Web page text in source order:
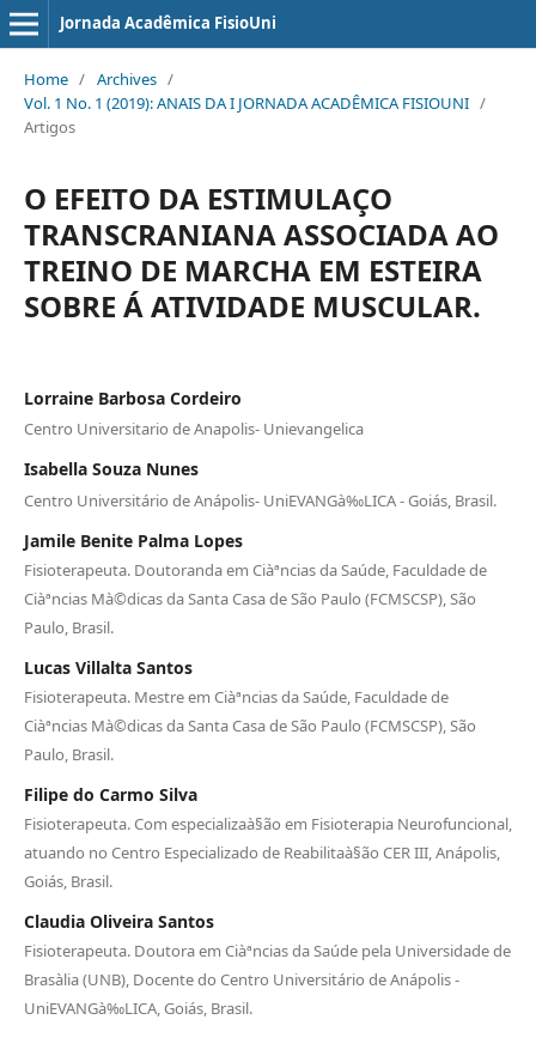
Jornada Acadêmica FisioUni
Home / Archives /
Vol. 1 No. 1 (2019): ANAIS DA I JORNADA ACADÊMICA FISIOUNI /
Artigos
O EFEITO DA ESTIMULAÇO
TRANSCRANIANA ASSOCIADA AO
TREINO DE MARCHA EM ESTEIRA
SOBRE Á ATIVIDADE MUSCULAR.
Lorraine Barbosa Cordeiro
Centro Universitario de Anapolis- Unievangelica
Isabella Souza Nunes
Centro Universitário de Anápolis- UniEVANGà‰LICA - Goiás, Brasil.
Jamile Benite Palma Lopes
Fisioterapeuta. Doutoranda em Ciàªncias da Saúde, Faculdade de
Ciàªncias Mà©dicas da Santa Casa de São Paulo (FCMSCSP), São
Paulo, Brasil.
Lucas Villalta Santos
Fisioterapeuta. Mestre em Ciàªncias da Saúde, Faculdade de
Ciàªncias Mà©dicas da Santa Casa de São Paulo (FCMSCSP), São
Paulo, Brasil.
Filipe do Carmo Silva
Fisioterapeuta. Com especializaà§ão em Fisioterapia Neurofuncional,
atuando no Centro Especializado de Reabilitaà§ão CER III, Anápolis,
Goiás, Brasil.
Claudia Oliveira Santos
Fisioterapeuta. Doutora em Ciàªncias da Saúde pela Universidade de
Brasà­lia (UNB), Docente do Centro Universitário de Anápolis -
UniEVANGà‰LICA, Goiás, Brasil.